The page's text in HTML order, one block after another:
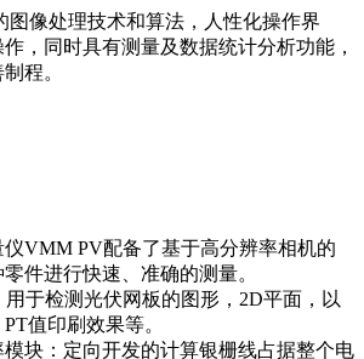
图像处理技术和算法，人性化操作界
，同时具有测量及数据统计分析功能，
程。
VMM PV配备了基于高分辨率相机的
件进行快速、准确的测量。
于检测光伏网板的图形，2D平面，以
值印刷效果等。
块：定向开发的计算银栅线占据整个电